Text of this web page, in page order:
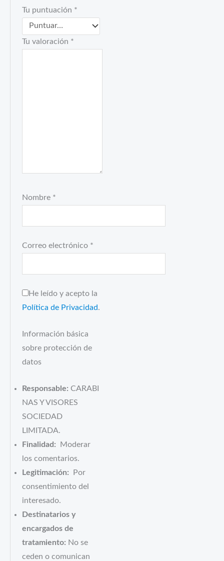
Tu puntuación *
Tu valoración *
Nombre *
Correo electrónico *
He leído y acepto la
Política de Privacidad .
Información básica
sobre protección de
datos
Responsable: CARABI
NAS Y VISORES
SOCIEDAD
LIMITADA.
Finalidad: Moderar
los comentarios.
Legitimación: Por
consentimiento del
interesado.
Destinatarios y
encargados de
tratamiento: No se
ceden o comunican